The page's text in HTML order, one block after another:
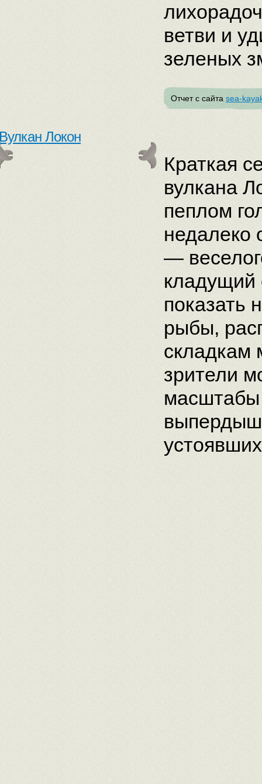
ветви и
зеленых
Отчет с сайта sea-
Локон
Краткая
вулкана
пеплом
недалеко
—
кладущий
показать
рыбы,
складкам
зрители
масштабы